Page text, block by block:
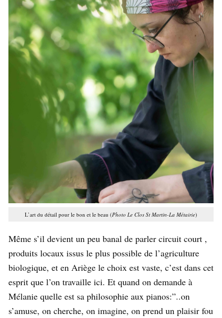
L’art du détail pour le bon et le beau (Photo Le Clos St Martin-La Métairie)
Même s’il devient un peu banal de parler circuit court ,
produits locaux issus le plus possible de l’agriculture
biologique, et en Ariège le choix est vaste, c’est dans cet
esprit que l’on travaille ici. Et quand on demande à
Mélanie quelle est sa philosophie aux pianos:”..on
s’amuse, on cherche, on imagine, on prend un plaisir fou